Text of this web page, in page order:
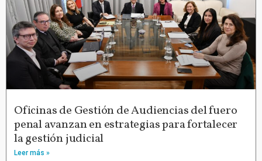
Oficinas de Gestión de Audiencias del fuero
penal avanzan en estrategias para fortalecer
la gestión judicial
Leer más »